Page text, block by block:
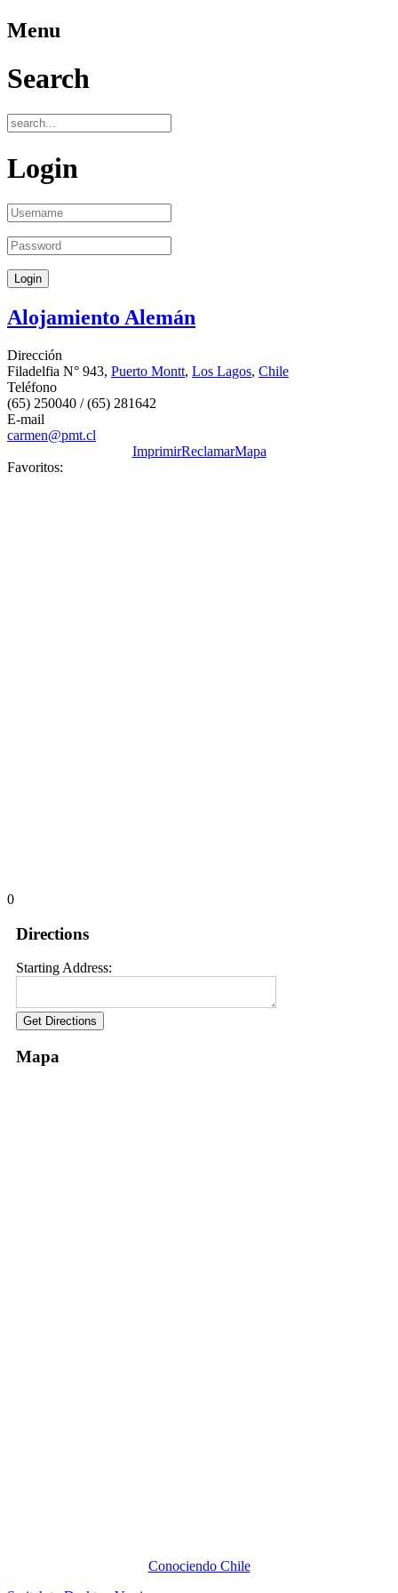
Menu
Search
Login
Alojamiento Alemán
Dirección
Filadelfia N° 943, Puerto Montt, Los Lagos, Chile
Teléfono
(65) 250040 / (65) 281642
E-mail
carmen@pmt.cl
ImprimirReclamarMapa
Favoritos:
0
Directions
Starting Address:
Mapa
Conociendo Chile